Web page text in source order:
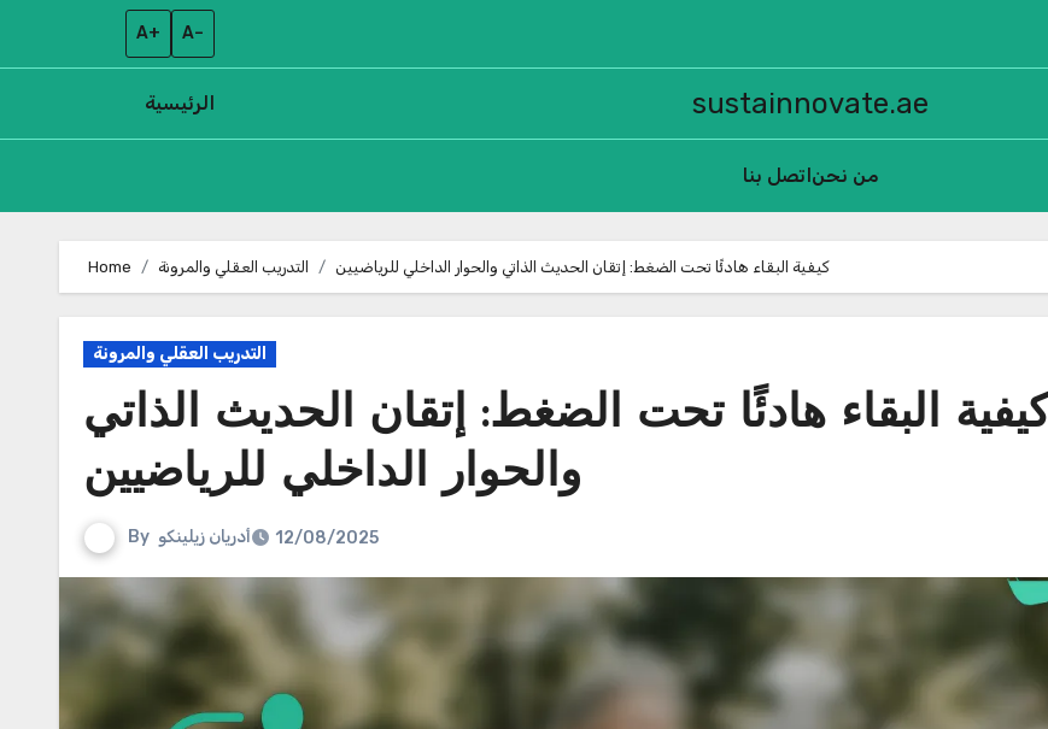
A+ A–
الرئيسية sustainnovate.ae
اتصل بنامن نحن
content
Home التدريب العقلي والمرونة كيفية البقاء هادئًا تحت الضغط: إتقان الحديث الذاتي والحوار الداخلي للرياضيين
التدريب العقلي والمرونة
كيفية البقاء هادئًا تحت الضغط: إتقان الحديث الذاتي
والحوار الداخلي للرياضيين
By أدريان زيلينكو 12/08/2025